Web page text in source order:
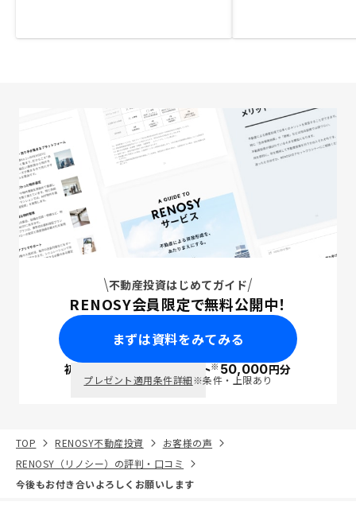
不動産投資はじめてガイド
RENOSY会員限定で無料公開中！
まずは資料をみてみる
初回面談で ポイント※50,000円分
プレゼント適用条件詳細※条件・上限あり
TOP RENOSY不動産投資
お客様の声
RENOSY（リノシー）の評判・口コミ
今後もお付き合いよろしくお願いします